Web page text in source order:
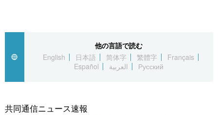
العربية
社会
旅と暮らし
社会
文化
科学・技術
暮らし
お知らせ
他の言語で読む
English
日本語 简体字 繁體字
Français
Español
العربية Русский
共同通信ニュース速報